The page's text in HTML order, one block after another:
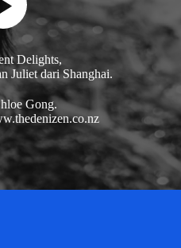
Delights,
Juliet dari Shanghai.
Gong.